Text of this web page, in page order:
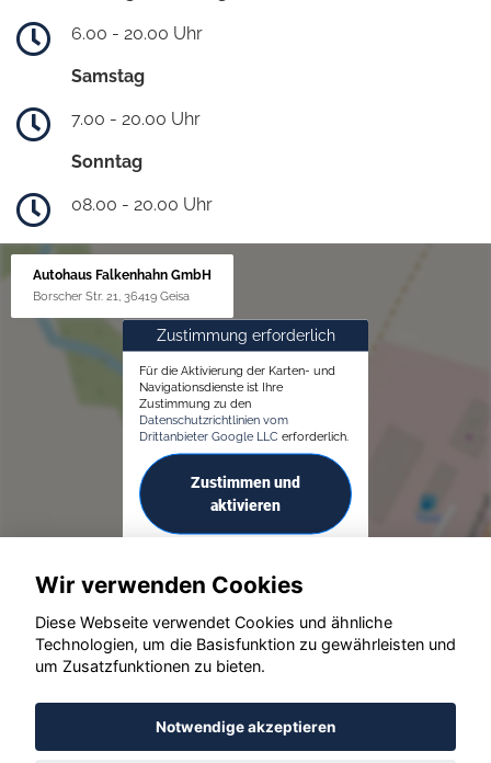
6.00 - 20.00 Uhr
Samstag
7.00 - 20.00 Uhr
Sonntag
08.00 - 20.00 Uhr
Autohaus Falkenhahn GmbH
Borscher Str. 21, 36419 Geisa
Zustimmung erforderlich
Für die Aktivierung der Karten- und
Navigationsdienste ist Ihre
Zustimmung zu den
Datenschutzrichtlinien vom
Drittanbieter Google LLC erforderlich.
Zustimmen und
aktivieren
© konjunkturmotor.de GmbH 2020 - 2026
Wir verwenden Cookies
Diese Webseite verwendet Cookies und ähnliche
Technologien, um die Basisfunktion zu gewährleisten und
um Zusatzfunktionen zu bieten.
Notwendige akzeptieren